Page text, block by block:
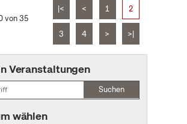
von 35
|< < 1 2
3 4 > >|
Veranstaltungen
Suchen
wählen